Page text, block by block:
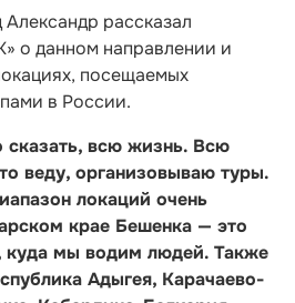
Александр рассказал
о данном направлении и
посещаемых
в России.
всю жизнь. Всю
веду, организовываю туры.
локаций очень
крае Бешенка — это
куда мы водим людей. Также
Адыгея, Карачаево-